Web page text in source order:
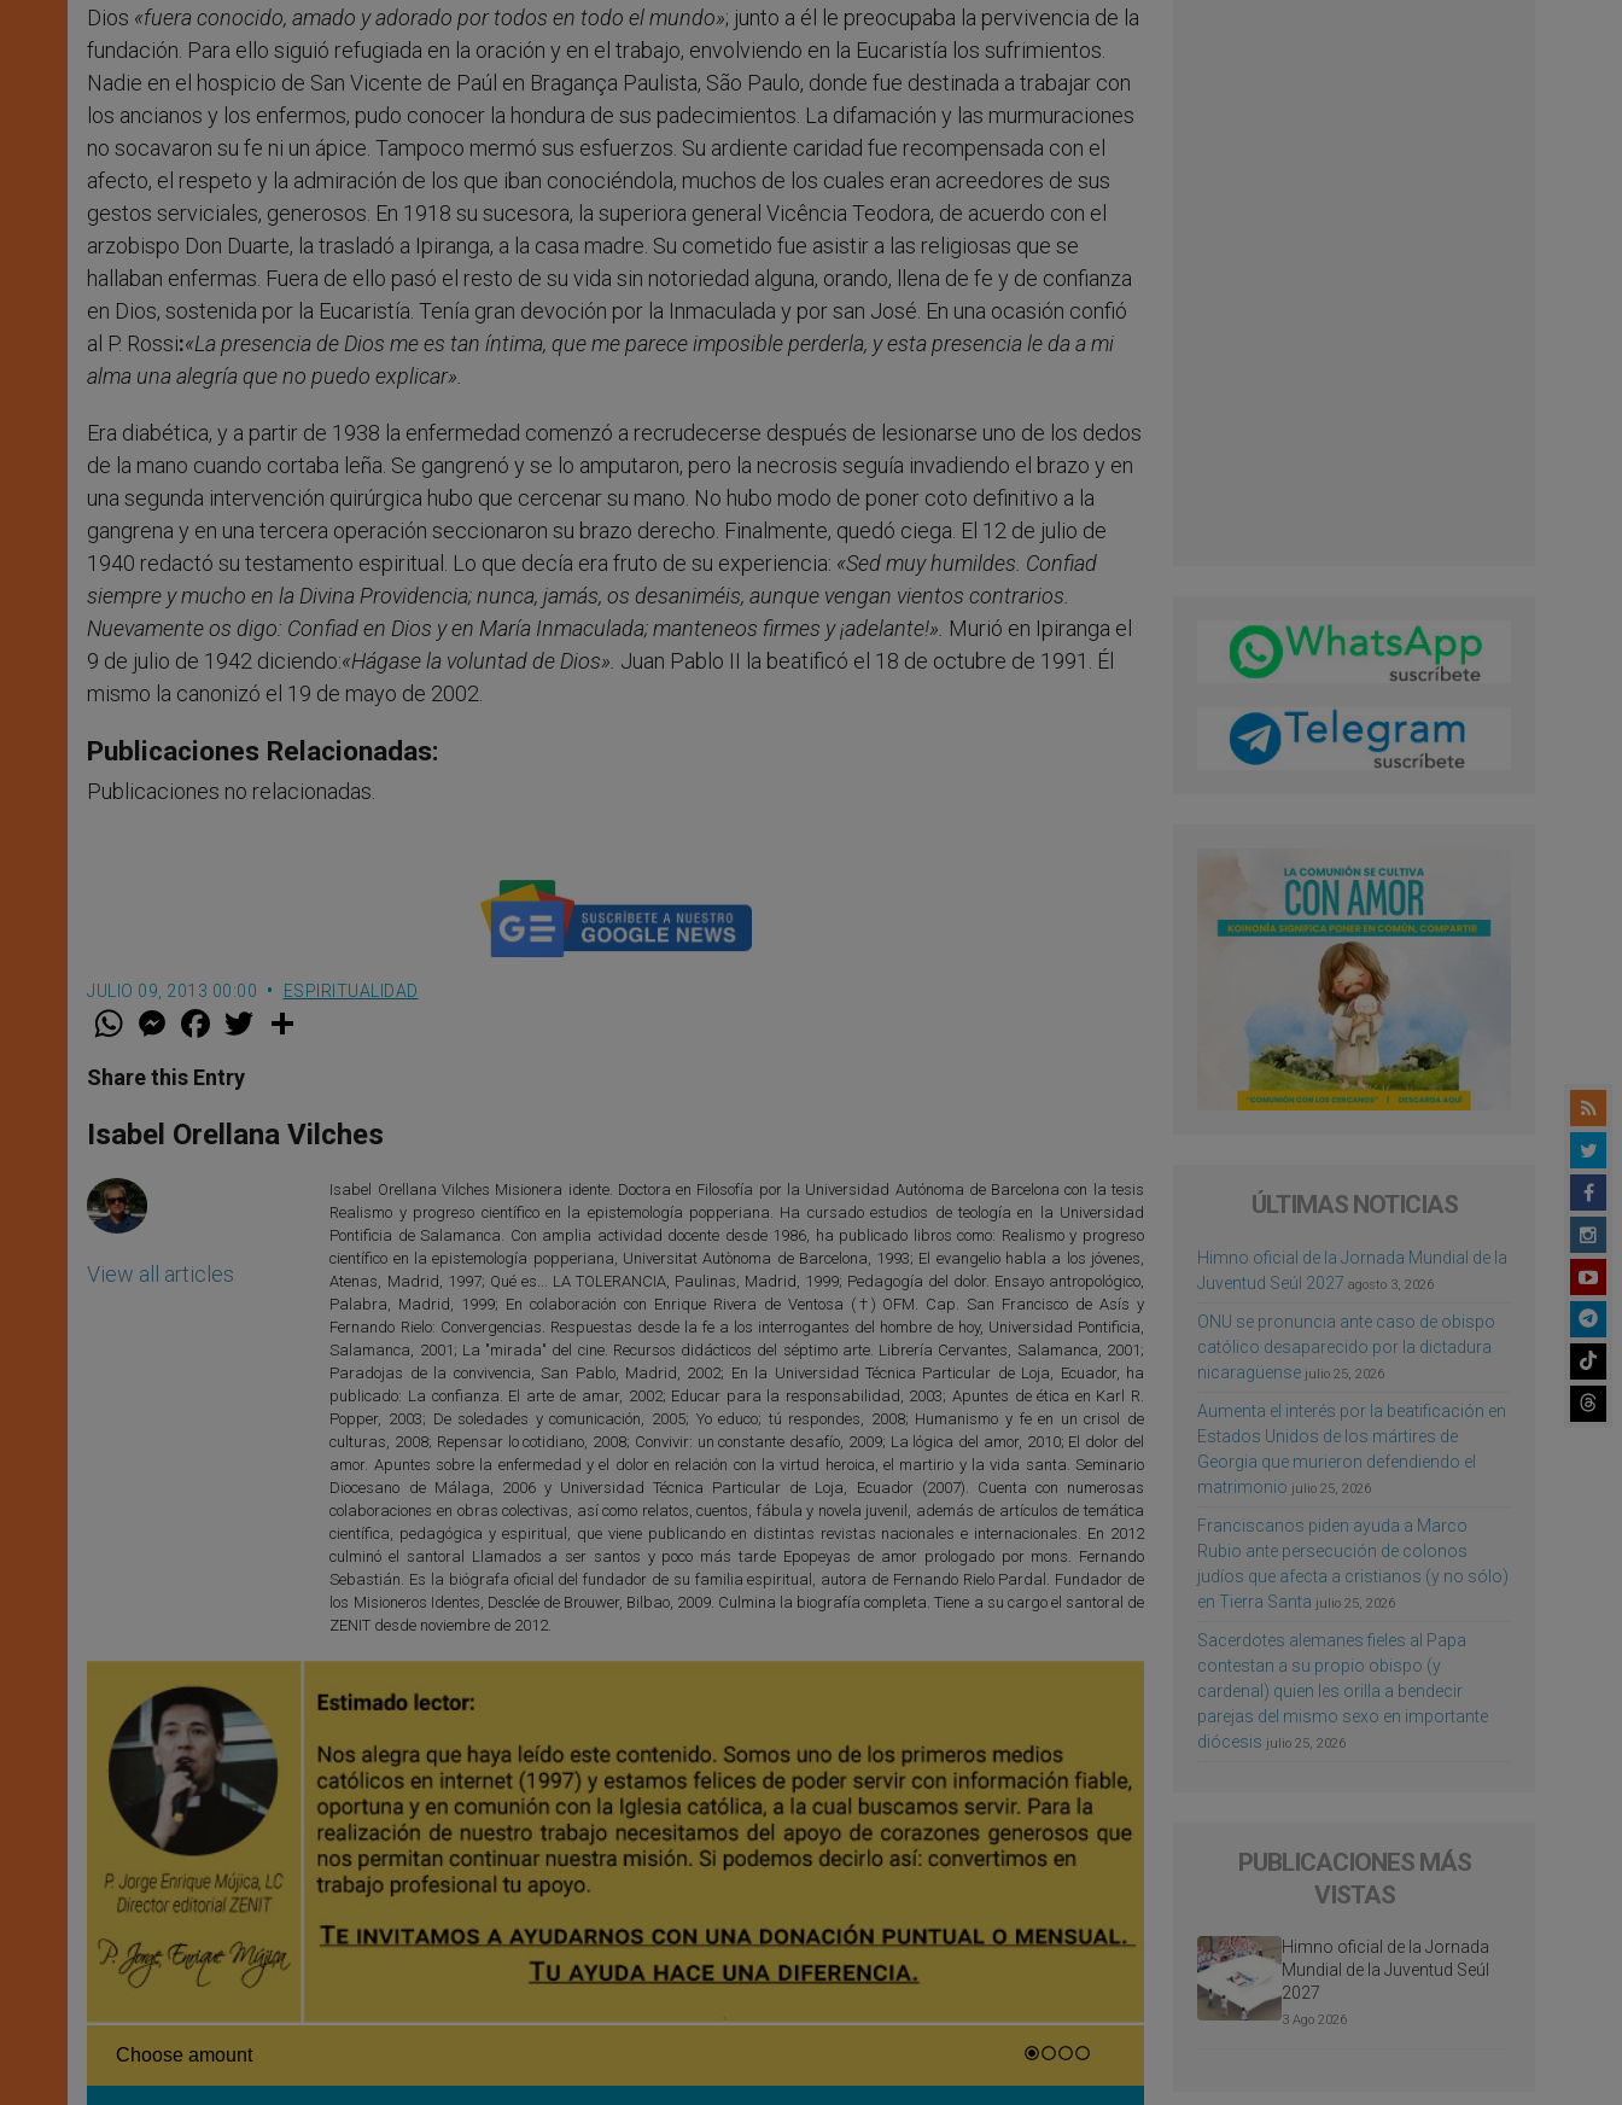
Dios «fuera conocido, amado y adorado por todos en todo el mundo»; junto a él le preocupaba la pervivencia de la
fundación. Para ello siguió refugiada en la oración y en el trabajo, envolviendo en la Eucaristía los sufrimientos.
Nadie en el hospicio de San Vicente de Paúl en Bragança Paulista, São Paulo, donde fue destinada a trabajar con
los ancianos y los enfermos, pudo conocer la hondura de sus padecimientos. La difamación y las murmuraciones
no socavaron su fe ni un ápice. Tampoco mermó sus esfuerzos. Su ardiente caridad fue recompensada con el
afecto, el respeto y la admiración de los que iban conociéndola, muchos de los cuales eran acreedores de sus
gestos serviciales, generosos. En 1918 su sucesora, la superiora general Vicência Teodora, de acuerdo con el
arzobispo Don Duarte, la trasladó a Ipiranga, a la casa madre. Su cometido fue asistir a las religiosas que se
hallaban enfermas. Fuera de ello pasó el resto de su vida sin notoriedad alguna, orando, llena de fe y de confianza
en Dios, sostenida por la Eucaristía. Tenía gran devoción por la Inmaculada y por san José. En una ocasión confió
al P. Rossi:«La presencia de Dios me es tan íntima, que me parece imposible perderla, y esta presencia le da a mi
alma una alegría que no puedo explicar».
Era diabética, y a partir de 1938 la enfermedad comenzó a recrudecerse después de lesionarse uno de los dedos
de la mano cuando cortaba leña. Se gangrenó y se lo amputaron, pero la necrosis seguía invadiendo el brazo y en
una segunda intervención quirúrgica hubo que cercenar su mano. No hubo modo de poner coto definitivo a la
gangrena y en una tercera operación seccionaron su brazo derecho. Finalmente, quedó ciega. El 12 de julio de
1940 redactó su testamento espiritual. Lo que decía era fruto de su experiencia: «Sed muy humildes. Confiad
siempre y mucho en la Divina Providencia; nunca, jamás, os desaniméis, aunque vengan vientos contrarios.
Nuevamente os digo: Confiad en Dios y en María Inmaculada; manteneos firmes y ¡adelante!». Murió en Ipiranga el
9 de julio de 1942 diciendo:«Hágase la voluntad de Dios». Juan Pablo II la beatificó el 18 de octubre de 1991. Él
mismo la canonizó el 19 de mayo de 2002.
Publicaciones Relacionadas:
Publicaciones no relacionadas.
JULIO 09, 2013 00:00 ESPIRITUALIDAD
W
t
s
p
p
M
e
s
e
g
e
F
a
e
b
o
k
w
r
Share this Entry
Isabel Orellana Vilches
View all articles
Isabel Orellana Vilches Misionera idente. Doctora en Filosofía por la Universidad Autónoma de Barcelona con la tesis
Realismo y progreso científico en la epistemología popperiana. Ha cursado estudios de teología en la Universidad
Pontificia de Salamanca. Con amplia actividad docente desde 1986, ha publicado libros como: Realismo y progreso
científico en la epistemología popperiana, Universitat Autònoma de Barcelona, 1993; El evangelio habla a los jóvenes,
Atenas, Madrid, 1997; Qué es... LA TOLERANCIA, Paulinas, Madrid, 1999; Pedagogía del dolor. Ensayo antropológico,
Palabra, Madrid, 1999; En colaboración con Enrique Rivera de Ventosa (†) OFM. Cap. San Francisco de Asís y
Fernando Rielo: Convergencias. Respuestas desde la fe a los interrogantes del hombre de hoy, Universidad Pontificia,
Salamanca, 2001; La "mirada" del cine. Recursos didácticos del séptimo arte. Librería Cervantes, Salamanca, 2001;
Paradojas de la convivencia, San Pablo, Madrid, 2002; En la Universidad Técnica Particular de Loja, Ecuador, ha
publicado: La confianza. El arte de amar, 2002; Educar para la responsabilidad, 2003; Apuntes de ética en Karl R.
Popper, 2003; De soledades y comunicación, 2005; Yo educo; tú respondes, 2008; Humanismo y fe en un crisol de
culturas, 2008; Repensar lo cotidiano, 2008; Convivir: un constante desafío, 2009; La lógica del amor, 2010; El dolor del
amor. Apuntes sobre la enfermedad y el dolor en relación con la virtud heroica, el martirio y la vida santa. Seminario
Diocesano de Málaga, 2006 y Universidad Técnica Particular de Loja, Ecuador (2007). Cuenta con numerosas
colaboraciones en obras colectivas, así como relatos, cuentos, fábula y novela juvenil, además de artículos de temática
científica, pedagógica y espiritual, que viene publicando en distintas revistas nacionales e internacionales. En 2012
culminó el santoral Llamados a ser santos y poco más tarde Epopeyas de amor prologado por mons. Fernando
Sebastián. Es la biógrafa oficial del fundador de su familia espiritual, autora de Fernando Rielo Pardal. Fundador de
los Misioneros Identes, Desclée de Brouwer, Bilbao, 2009. Culmina la biografía completa. Tiene a su cargo el santoral de
ZENIT desde noviembre de 2012.
ÚLTIMAS NOTICIAS
Himno oficial de la Jornada Mundial de la
Juventud Seúl 2027 agosto 3, 2026
ONU se pronuncia ante caso de obispo
católico desaparecido por la dictadura
nicaragüense julio 25, 2026
Aumenta el interés por la beatificación en
Estados Unidos de los mártires de
Georgia que murieron defendiendo el
matrimonio julio 25, 2026
Franciscanos piden ayuda a Marco
Rubio ante persecución de colonos
judíos que afecta a cristianos (y no sólo)
en Tierra Santa julio 25, 2026
Sacerdotes alemanes fieles al Papa
contestan a su propio obispo (y
cardenal) quien les orilla a bendecir
parejas del mismo sexo en importante
diócesis julio 25, 2026
PUBLICACIONES MÁS
VISTAS
Himno oficial de la Jornada
Mundial de la Juventud Seúl
2027
3 Ago 2026